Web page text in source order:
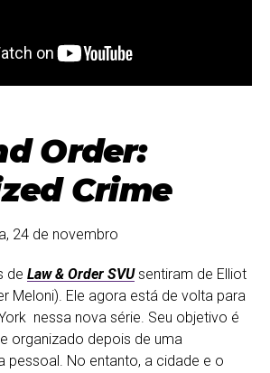
Order:
Crime
24 de novembro
de Law & Order SVUsentiram de Elliot
Meloni). Ele agora está de volta para
nessa nova série. Seu objetivo é
organizado depois de uma
pessoal. No entanto, a cidade e o